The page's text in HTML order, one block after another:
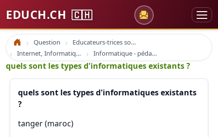
EDUCH.CH 🇨🇭
Accueil Question
Educateurs-trices sociaux
Internet, Informatique et Education
Informatique - pédagogie - formation
quels sont les types d'informatiques existants ?
quels sont les types d'informatiques existants
?
tanger (maroc)